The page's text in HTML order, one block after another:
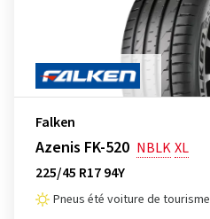
Falken
Azenis FK-520 NBLKXL
225/45 R17 94Y
Pneus été voiture de tourisme